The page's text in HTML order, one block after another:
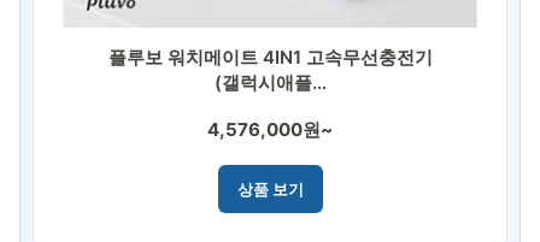
티슈
플루보 워치메이트 4IN1 고속무선충전기
(갤럭시애플…
4,576,000원~
상품 보기